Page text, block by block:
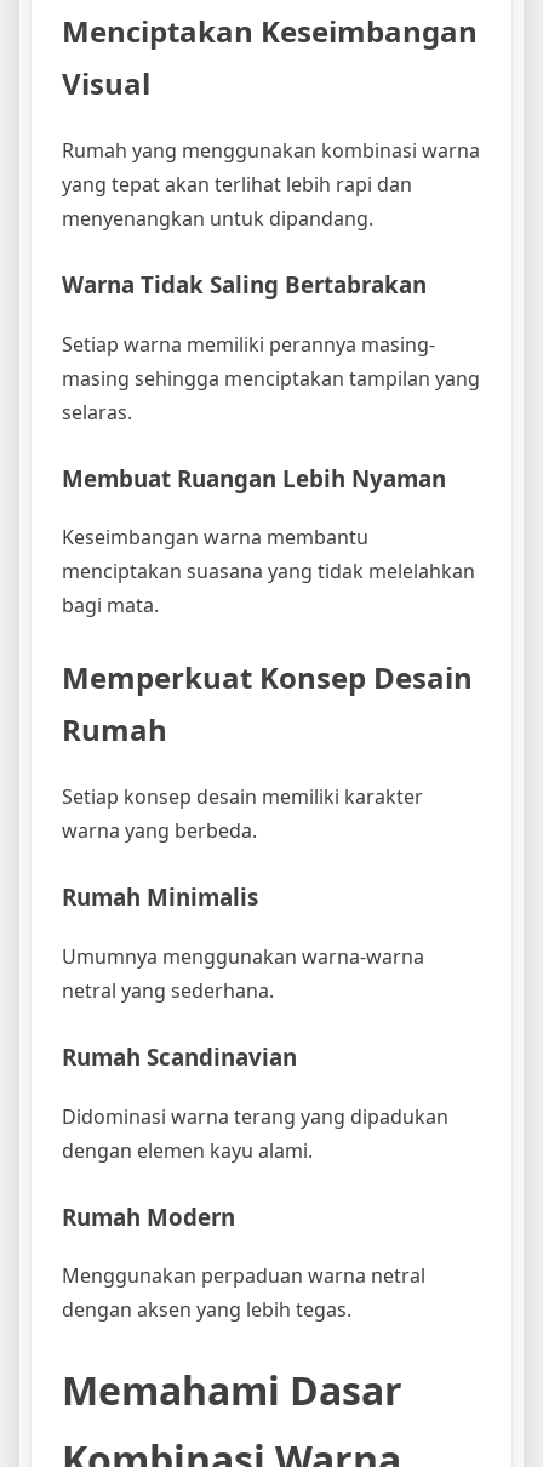
Menciptakan Keseimbangan
Visual
Rumah yang menggunakan kombinasi warna
yang tepat akan terlihat lebih rapi dan
menyenangkan untuk dipandang.
Warna Tidak Saling Bertabrakan
Setiap warna memiliki perannya masing-
masing sehingga menciptakan tampilan yang
selaras.
Membuat Ruangan Lebih Nyaman
Keseimbangan warna membantu
menciptakan suasana yang tidak melelahkan
bagi mata.
Memperkuat Konsep Desain
Rumah
Setiap konsep desain memiliki karakter
warna yang berbeda.
Rumah Minimalis
Umumnya menggunakan warna-warna
netral yang sederhana.
Rumah Scandinavian
Didominasi warna terang yang dipadukan
dengan elemen kayu alami.
Rumah Modern
Menggunakan perpaduan warna netral
dengan aksen yang lebih tegas.
Memahami Dasar